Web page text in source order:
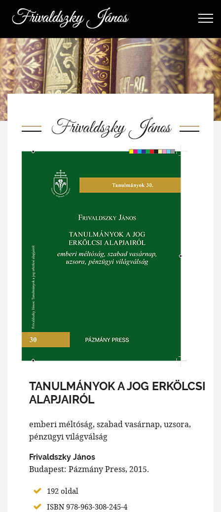
Frivaldszky János
TANULMÁNYOK A JOG ERKÖLCSI
ALAPJAIRÓL
emberi méltóság, szabad vasárnap, uzsora,
pénzügyi világválság
Frivaldszky János
Budapest: Pázmány Press, 2015.
192 oldal
ISBN 978-963-308-245-4